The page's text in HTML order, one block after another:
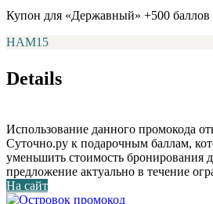
Купон для «Державный» +500 баллов
НАМ15
Details
Использование данного промокода
Суточно.ру к подарочным баллам,
уменьшить стоимость бронирования
предложение актуально в течение
На сайт